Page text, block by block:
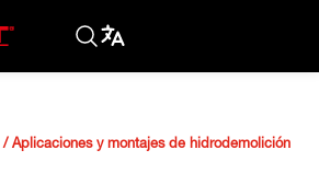
/ Aplicaciones y montajes de hidrodemolición